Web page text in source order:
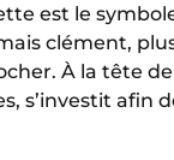
est le
clément,
À la tête
s’investit afin